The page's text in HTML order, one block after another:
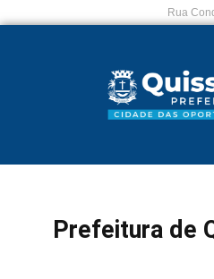
Rua
Prefeitura de